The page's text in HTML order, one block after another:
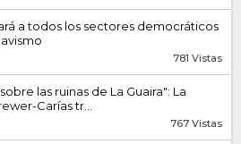
a todos los sectores democráticos
781 Vistas
las ruinas de La Guaira": La
Carías tr...
767 Vistas